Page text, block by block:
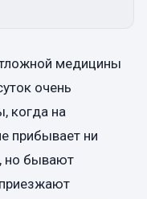
медицины
очень
когда на
прибывает ни
но бывают